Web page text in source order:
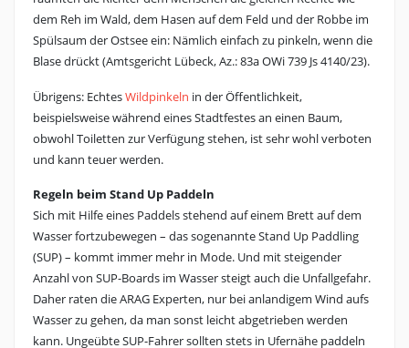
dem Reh im Wald, dem Hasen auf dem Feld und der Robbe im
Spülsaum der Ostsee ein: Nämlich einfach zu pinkeln, wenn die
Blase drückt (Amtsgericht Lübeck, Az.: 83a OWi 739 Js 4140/23).
Übrigens: EchtesWildpinkeln in der Öffentlichkeit,
beispielsweise während eines Stadtfestes an einen Baum,
obwohl Toiletten zur Verfügung stehen, ist sehr wohl verboten
und kann teuer werden.
Regeln beim Stand Up Paddeln
Sich mit Hilfe eines Paddels stehend auf einem Brett auf dem
Wasser fortzubewegen – das sogenannte Stand Up Paddling
(SUP) – kommt immer mehr in Mode. Und mit steigender
Anzahl von SUP-Boards im Wasser steigt auch die Unfallgefahr.
Daher raten die ARAG Experten, nur bei anlandigem Wind aufs
Wasser zu gehen, da man sonst leicht abgetrieben werden
kann. Ungeübte SUP-Fahrer sollten stets in Ufernähe paddeln